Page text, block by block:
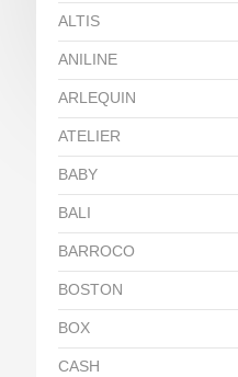
ALTIS
ANILINE
ARLEQUIN
ATELIER
BABY
BALI
BARROCO
BOSTON
BOX
CASH